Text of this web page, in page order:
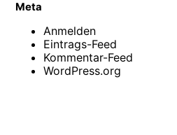
Meta
Anmelden
Eintrags-Feed
Kommentar-Feed
WordPress.org